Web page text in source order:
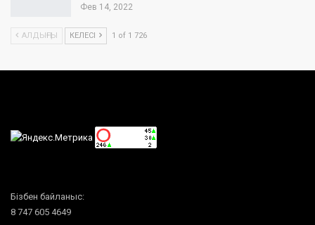
Фев 14, 2022
АЛДЫҢҒЫ КЕЛЕСІ 1 of 1 726
Бізбен байланыс:
8 747 605 4649